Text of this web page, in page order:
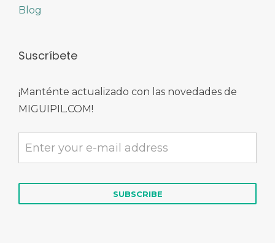
Blog
Suscríbete
¡Manténte actualizado con las novedades de
MIGUIPIL.COM!